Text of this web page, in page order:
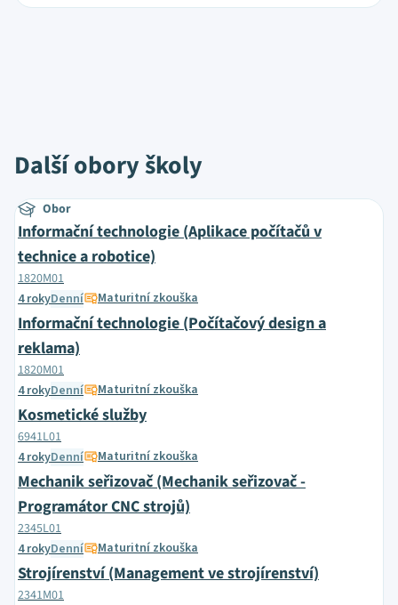
Další obory školy
Obor
Informační technologie (Aplikace počítačů v
technice a robotice)
1820M01
4 rokyDenní Maturitní zkouška
Informační technologie (Počítačový design a
reklama)
1820M01
4 rokyDenní Maturitní zkouška
Kosmetické služby
6941L01
4 rokyDenní Maturitní zkouška
Mechanik seřizovač (Mechanik seřizovač -
Programátor CNC strojů)
2345L01
4 rokyDenní Maturitní zkouška
Strojírenství (Management ve strojírenství)
2341M01